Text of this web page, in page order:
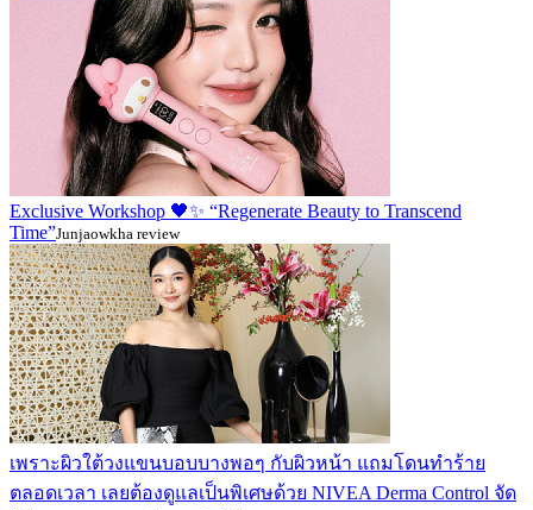
Exclusive Workshop 🖤✨ “Regenerate Beauty to Transcend
Time”Junjaowkha review
เพราะผิวใต้วงแขนบอบบางพอๆ กับผิวหน้า แถมโดนทำร้าย
ตลอดเวลา เลยต้องดูแลเป็นพิเศษด้วย NIVEA Derma Control จัด